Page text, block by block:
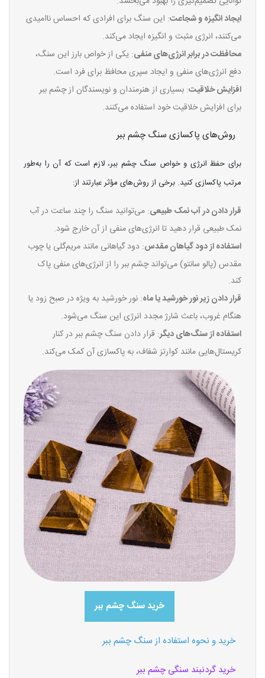
ایجاد انگیزه و شجاعت: این سنگ برای افرادی که احساس ناامیدی
می‌کنند، انرژی مثبت و انگیزه ایجاد می‌کند.
محافظت در برابر انرژی‌های منفی: یکی از خواص بارز این سنگ،
دفع انرژی‌های منفی و ایجاد سپری محافظ برای فرد است.
افزایش خلاقیت: بسیاری از هنرمندان و نویسندگان از چشم ببر
برای افزایش خلاقیت خود استفاده می‌کنند.
روش‌های پاکسازی سنگ چشم ببر
برای حفظ انرژی و خواص سنگ چشم ببر، لازم است که آن را به‌طور
مرتب پاکسازی کنید. برخی از روش‌های مؤثر عبارتند از:
قرار دادن در آب نمک طبیعی: می‌توانید سنگ را چند ساعت در آب
نمک طبیعی قرار دهید تا انرژی‌های منفی از آن خارج شود.
استفاده از دود گیاهان مقدس: دود گیاهانی مانند مریم‌گلی یا چوب
مقدس (پالو سانتو) می‌تواند چشم ببر را از انرژی‌های منفی پاک
کند.
قرار دادن زیر نور خورشید یا ماه: نور خورشید به ویژه در صبح زود یا
هنگام غروب، باعث شارژ مجدد انرژی این سنگ می‌شود.
استفاده از سنگ‌های دیگر: قرار دادن سنگ چشم ببر در کنار
کریستال‌هایی مانند کوارتز شفاف، به پاکسازی آن کمک می‌کند.
خرید سنگ چشم ببر
خرید و نحوه استفاده از سنگ چشم ببر
خرید گردنبند سنگی چشم ببر